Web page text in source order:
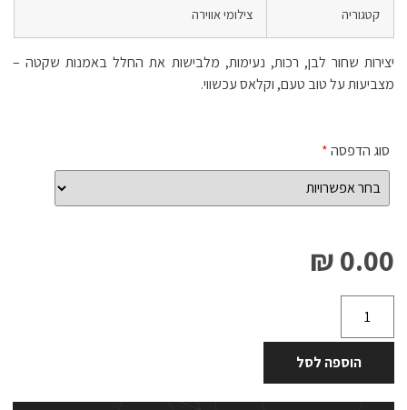
קטגוריה צילומי אווירה
יצירות שחור לבן, רכות, נעימות, מלבישות את החלל באמנות שקטה –
מצביעות על טוב טעם, וקלאס עכשווי.
סוג הדפסה*
0.00 ₪
הוספה לסל